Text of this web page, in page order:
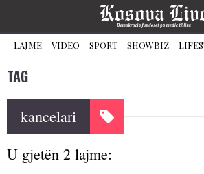
LAJME VIDEO SPORT SHOWBIZ
TAG
kancelari
U gjetën 2 lajme: